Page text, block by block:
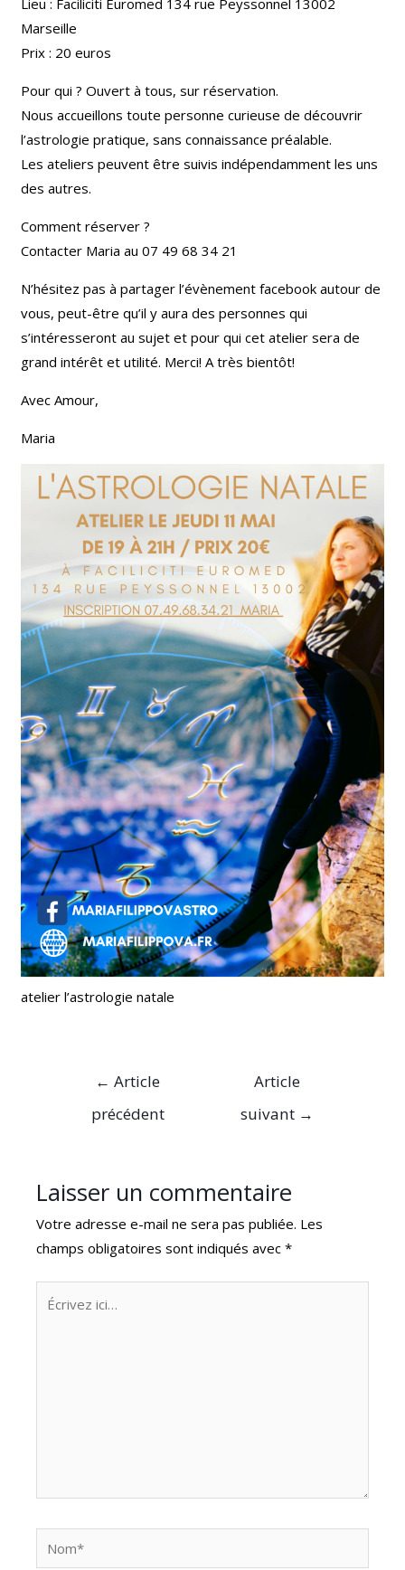
Lieu : Faciliciti Euromed 134 rue Peyssonnel 13002
Marseille
Prix : 20 euros
Pour qui ? Ouvert à tous, sur réservation.
Nous accueillons toute personne curieuse de découvrir
l’astrologie pratique, sans connaissance préalable.
Les ateliers peuvent être suivis indépendamment les uns
des autres.
Comment réserver ?
Contacter Maria au 07 49 68 34 21
N’hésitez pas à partager l’évènement facebook autour de
vous, peut-être qu’il y aura des personnes qui
s’intéresseront au sujet et pour qui cet atelier sera de
grand intérêt et utilité. Merci! A très bientôt!
Avec Amour,
Maria
atelier l’astrologie natale
← Article
précédent
Article
suivant →
Laisser un commentaire
Votre adresse e-mail ne sera pas publiée. Les
champs obligatoires sont indiqués avec*